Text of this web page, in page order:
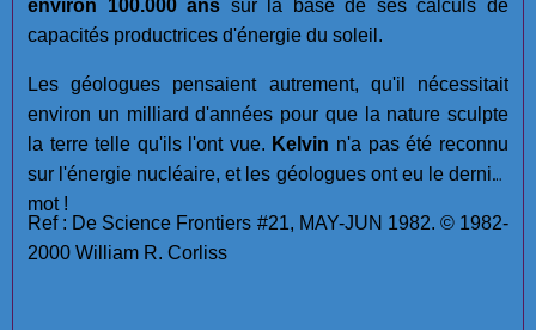
environ 100.000 ans sur la base de ses calculs de
capacités productrices d'énergie du soleil.
Les géologues pensaient autrement, qu'il nécessitait
environ un milliard d'années pour que la nature sculpte
la terre telle qu'ils l'ont vue. Kelvin n'a pas été reconnu
sur l'énergie nucléaire, et les géologues ont eu le dernier
mot !
Ref : De Science Frontiers #21, MAY-JUN 1982. © 1982-
2000 William R. Corliss